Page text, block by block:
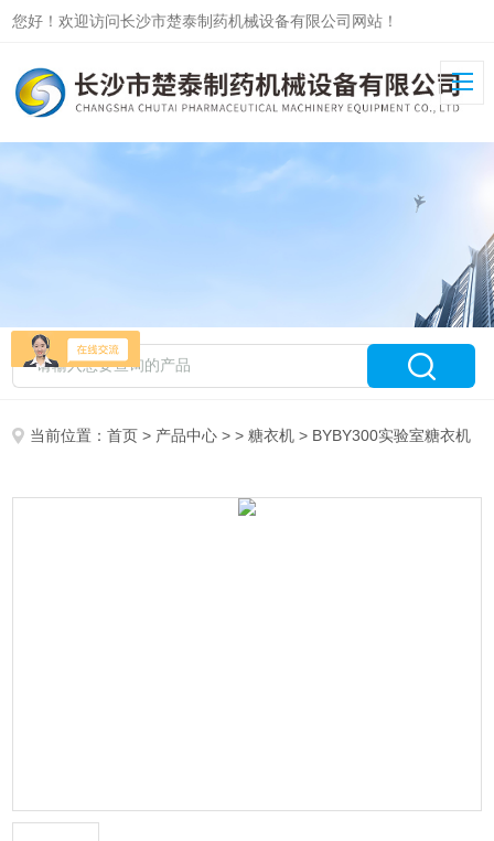
您好！欢迎访问长沙市楚泰制药机械设备有限公司网站！
当前位置：首页 > 产品中心 > >糖衣机 > BYBY300实验室糖衣机